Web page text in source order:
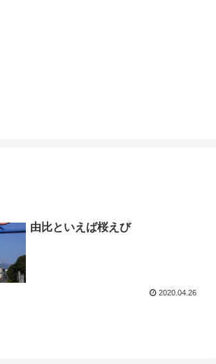
由比といえば桜えび
2020.04.26